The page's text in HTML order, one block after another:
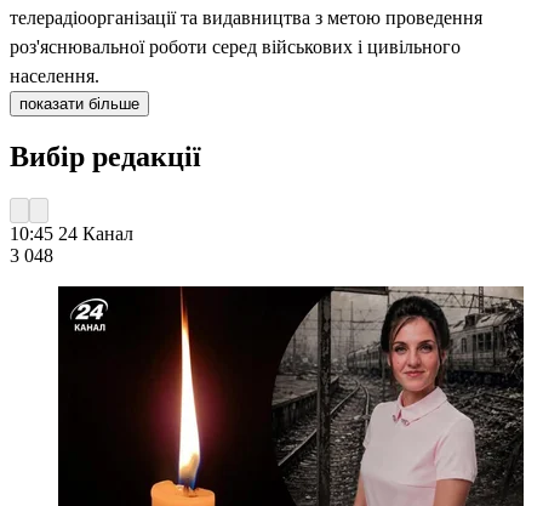
телерадіоорганізації та видавництва з метою проведення
роз'яснювальної роботи серед військових і цивільного
населення.
показати більше
Вибір редакції
10:45 24 Канал
3 048